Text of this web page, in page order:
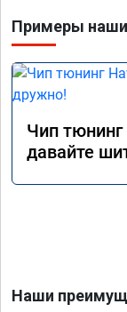
Примеры
Чип тюнинг
давайте
Наши